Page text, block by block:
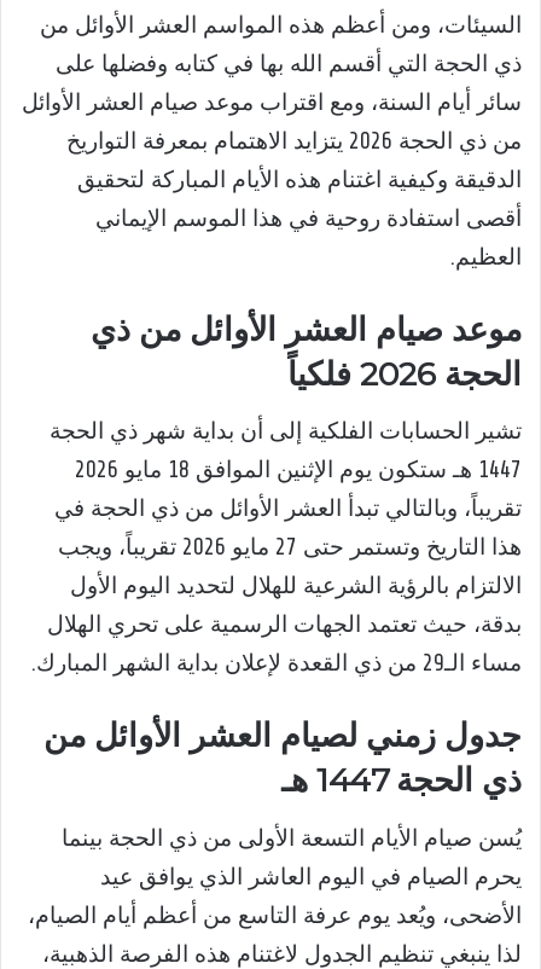
السيئات، ومن أعظم هذه المواسم العشر الأوائل من
ذي الحجة التي أقسم الله بها في كتابه وفضلها على
سائر أيام السنة، ومع اقتراب موعد صيام العشر الأوائل
من ذي الحجة 2026 يتزايد الاهتمام بمعرفة التواريخ
الدقيقة وكيفية اغتنام هذه الأيام المباركة لتحقيق
أقصى استفادة روحية في هذا الموسم الإيماني
العظيم.
موعد صيام العشر الأوائل من ذي
الحجة 2026 فلكياً
تشير الحسابات الفلكية إلى أن بداية شهر ذي الحجة
1447 هـ ستكون يوم الإثنين الموافق 18 مايو 2026
تقريباً، وبالتالي تبدأ العشر الأوائل من ذي الحجة في
هذا التاريخ وتستمر حتى 27 مايو 2026 تقريباً، ويجب
الالتزام بالرؤية الشرعية للهلال لتحديد اليوم الأول
بدقة، حيث تعتمد الجهات الرسمية على تحري الهلال
مساء الـ29 من ذي القعدة لإعلان بداية الشهر المبارك.
جدول زمني لصيام العشر الأوائل من
ذي الحجة 1447 هـ
يُسن صيام الأيام التسعة الأولى من ذي الحجة بينما
يحرم الصيام في اليوم العاشر الذي يوافق عيد
الأضحى، ويُعد يوم عرفة التاسع من أعظم أيام الصيام،
لذا ينبغي تنظيم الجدول لاغتنام هذه الفرصة الذهبية،